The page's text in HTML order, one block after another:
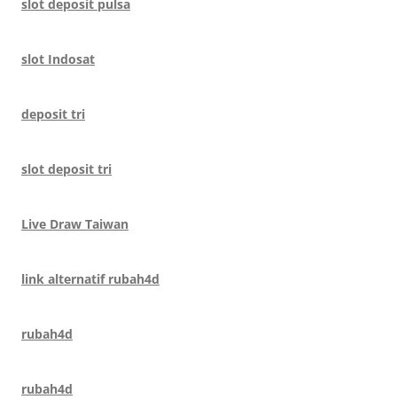
slot deposit pulsa
slot Indosat
deposit tri
slot deposit tri
Live Draw Taiwan
link alternatif rubah4d
rubah4d
rubah4d